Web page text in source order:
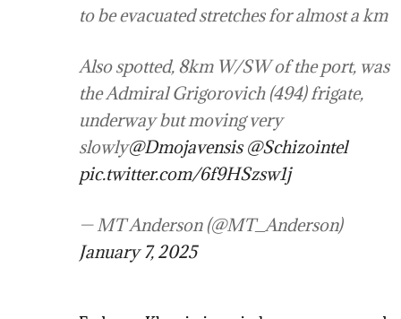
to be evacuated stretches for almost a km
Also spotted, 8km W/SW of the port, was
the Admiral Grigorovich (494) frigate,
underway but moving very
slowly@Dmojavensis @Schizointel
pic.twitter.com/6f9HSzsw1j
— MT Anderson (@MT_Anderson)
January 7, 2025